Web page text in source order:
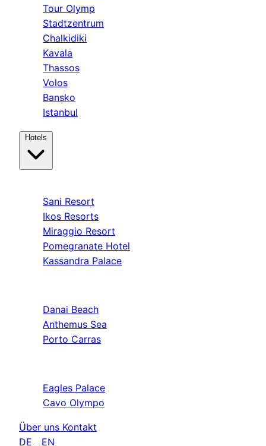
Tour Olymp
Stadtzentrum
Chalkidiki
Kavala
Thassos
Volos
Bansko
Istanbul
Sani Resort
Ikos Resorts
Miraggio Resort
Pomegranate Hotel
Kassandra Palace
Danai Beach
Anthemus Sea
Porto Carras
Eagles Palace
Cavo Olympo
Über uns Kontakt
DE
EN